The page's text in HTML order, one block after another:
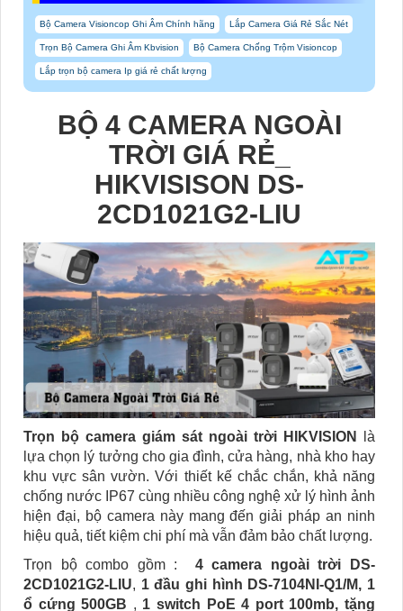
Bộ Camera Visioncop Ghi Âm Chính hãng Lắp Camera Giá Rẻ Sắc Nét
Trọn Bộ Camera Ghi Âm Kbvision Bộ Camera Chống Trộm Visioncop
Lắp trọn bộ camera Ip giá rẻ chất lượng
BỘ 4 CAMERA NGOÀI
TRỜI GIÁ RẺ_
HIKVISISON DS-
2CD1021G2-LIU
Trọn bộ camera giám sát ngoài trời HIKVISION
là
lựa chọn lý tưởng cho gia đình, cửa hàng, nhà kho hay
khu vực sân vườn. Với thiết kế chắc chắn, khả năng
chống nước IP67 cùng nhiều công nghệ xử lý hình ảnh
hiện đại, bộ camera này mang đến giải pháp an ninh
hiệu quả, tiết kiệm chi phí mà vẫn đảm bảo chất lượng.
Trọn bộ combo gồm : 4 camera ngoài trời DS-
2CD1021G2-LIU, 1 đầu ghi hình DS-7104NI-Q1/M, 1
ổ cứng 500GB , 1 switch PoE 4 port 100mb, tặng